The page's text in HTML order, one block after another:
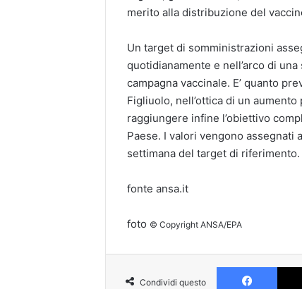
merito alla distribuzione del
Un target di somministrazioni
quotidianamente e nell’arco di
campagna vaccinale. E’ quanto
Figliuolo, nell’ottica di un
raggiungere infine l’obiettivo
Paese. I valori vengono assegnati
settimana del target di riferimento.
fonte ansa.it
foto © Copyright ANSA/EPA
Condividi questo